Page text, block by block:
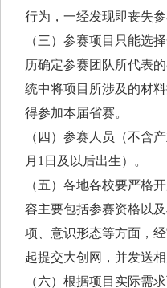
行为，一经发现即丧失
（三）参赛项目只能选
历确定参赛团队所代表
统中将项目所涉及的材
得参加本届省赛。
（四）参赛人员（不含
月1日及以后出生）。
（五）各地各校要严格
容主要包括参赛资格以
项、意识形态等方面，
起提交大创网，并发送相
（六）根据项目实际需